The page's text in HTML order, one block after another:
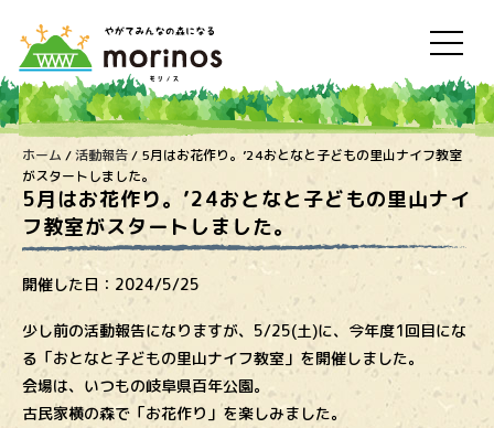
ホーム /活動報告/ 5月はお花作り。’24おとなと子どもの里山ナイフ教室
がスタートしました。
5月はお花作り。’24おとなと子どもの里山ナイ
フ教室がスタートしました。
開催した日： 2024/5/25
少し前の活動報告になりますが、5/25(土)に、今年度1回目にな
る「おとなと子どもの里山ナイフ教室」を開催しました。
会場は、いつもの岐阜県百年公園。
古民家横の森で「お花作り」を楽しみました。